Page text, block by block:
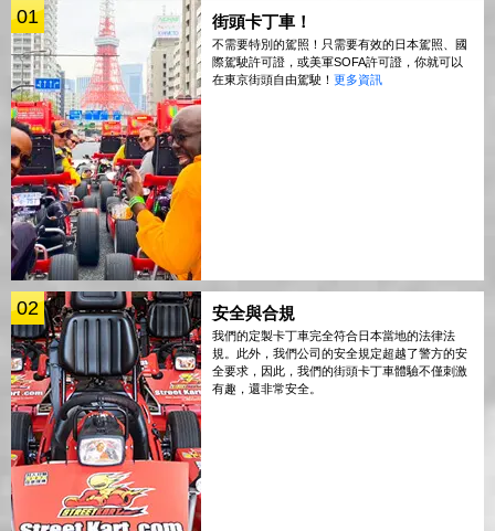
01 街頭卡丁車！
不需要特別的駕照！只需要有效的日本駕照、國
際駕駛許可證，或美軍SOFA許可證，你就可以
在東京街頭自由駕駛！ 更多資訊
02 安全與合規
我們的定製卡丁車完全符合日本當地的法律法
規。此外，我們公司的安全規定超越了警方的安
全要求，因此，我們的街頭卡丁車體驗不僅刺激
有趣，還非常安全。